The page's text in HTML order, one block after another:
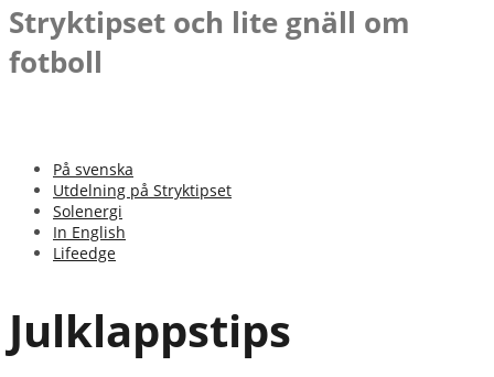
Stryktipset och lite gnäll om
fotboll
På svenska
Utdelning på Stryktipset
Solenergi
In English
Lifeedge
Julklappstips